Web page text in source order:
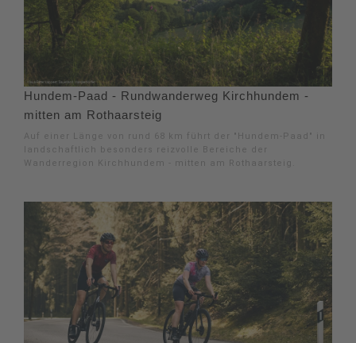
Hundem-Paad - Rundwanderweg Kirchhundem -
mitten am Rothaarsteig
Auf einer Länge von rund 68 km führt der "Hundem-Paad" in
landschaftlich besonders reizvolle Bereiche der
Wanderregion Kirchhundem - mitten am Rothaarsteig.